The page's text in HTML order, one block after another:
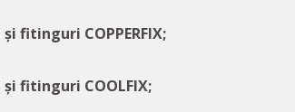
și fitinguri COPPERFIX;
și fitinguri COOLFIX;